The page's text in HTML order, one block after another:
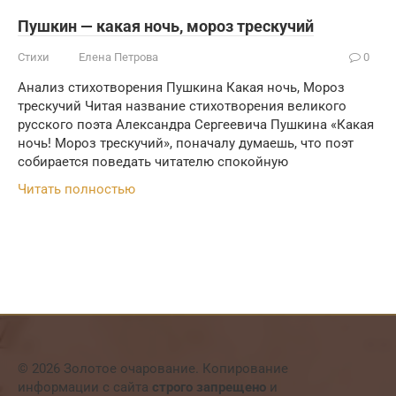
Пушкин — какая ночь, мороз трескучий
Стихи Елена Петрова 0
Анализ стихотворения Пушкина Какая ночь, Мороз
трескучий Читая название стихотворения великого
русского поэта Александра Сергеевича Пушкина «Какая
ночь! Мороз трескучий», поначалу думаешь, что поэт
собирается поведать читателю спокойную
Читать полностью
© 2026 Золотое очарование. Копирование
информации с сайта строго запрещено и